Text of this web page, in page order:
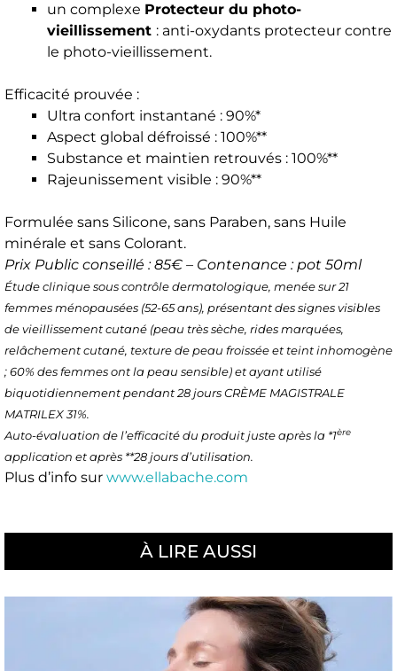
un complexe Protecteur du photo-
vieillissement : anti-oxydants protecteur contre
le photo-vieillissement.
Efficacité prouvée :
Ultra confort instantané : 90%*
Aspect global défroissé : 100%**
Substance et maintien retrouvés : 100%**
Rajeunissement visible : 90%**
Formulée sans Silicone, sans Paraben, sans Huile
minérale et sans Colorant.
Prix Public conseillé : 85€ – Contenance : pot 50ml
Étude clinique sous contrôle dermatologique, menée sur 21
femmes ménopausées (52-65 ans), présentant des signes visibles
de vieillissement cutané (peau très sèche, rides marquées,
relâchement cutané, texture de peau froissée et teint inhomogène
; 60% des femmes ont la peau sensible) et ayant utilisé
biquotidiennement pendant 28 jours CRÈME MAGISTRALE
MATRILEX 31%.
Auto-évaluation de l’efficacité du produit juste après la *1ère
application et après **28 jours d’utilisation.
Plus d’info sur www.ellabache.com
À LIRE AUSSI